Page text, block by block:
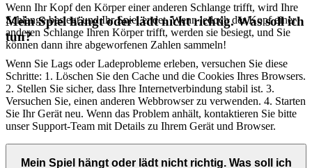
Wenn Ihr Kopf den Körper einer anderen Schlange trifft, wird Ihre
Schlange besiegt und Ihr Spiel endet. Wenn jedoch der Kopf einer
anderen Schlange Ihren Körper trifft, werden sie besiegt, und Sie
können dann ihre abgeworfenen Zahlen sammeln!
Mein Spiel hängt oder lädt nicht richtig. Was soll ich
tun?
Wenn Sie Lags oder Ladeprobleme erleben, versuchen Sie diese
Schritte: 1. Löschen Sie den Cache und die Cookies Ihres Browsers.
2. Stellen Sie sicher, dass Ihre Internetverbindung stabil ist. 3.
Versuchen Sie, einen anderen Webbrowser zu verwenden. 4. Starten
Sie Ihr Gerät neu. Wenn das Problem anhält, kontaktieren Sie bitte
unser Support-Team mit Details zu Ihrem Gerät und Browser.
Mein Spiel hängt oder lädt nicht richtig. Was soll ich